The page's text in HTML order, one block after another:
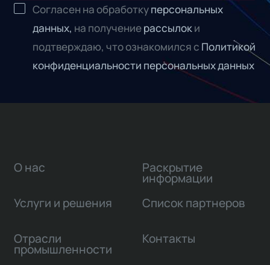
Согласен на обработкуперсональных
данных, на получениерассылоки
подтверждаю, что ознакомился с Политикой
конфиденциальности персональных данных
О нас
Услуги и решения
Отрасли
промышленности
Раскрытие
информации
Список партнеров
Контакты